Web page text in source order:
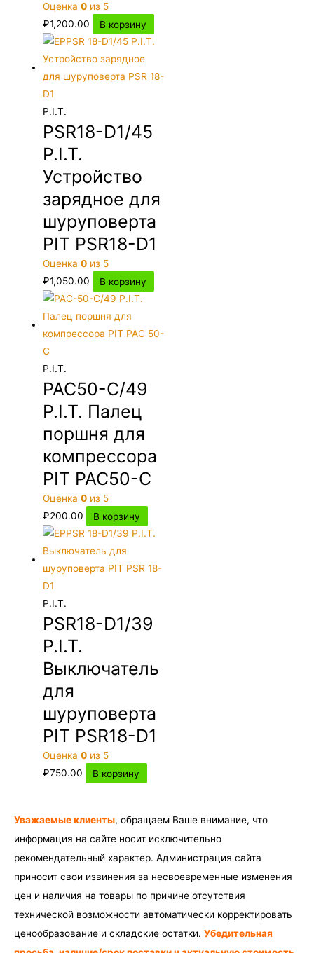
Оценка0 из 5
₽1,200.00 В корзину
P.I.T.
PSR18-D1/45
P.I.T.
Устройство
зарядное для
шуруповерта
PIT PSR18-D1
Оценка0 из 5
₽1,050.00 В корзину
P.I.T.
PAC50-C/49
P.I.T. Палец
поршня для
компрессора
PIT PAC50-C
Оценка0 из 5
₽200.00 В корзину
P.I.T.
PSR18-D1/39
P.I.T.
Выключатель
для
шуруповерта
PIT PSR18-D1
Оценка0 из 5
₽750.00 В корзину
Уважаемые клиенты, обращаем Ваше внимание, что
информация на сайте носит исключительно
рекомендательный характер. Администрация сайта
приносит свои извинения за несвоевременные изменения
цен и наличия на товары по причине отсутствия
технической возможности автоматически корректировать
ценообразование и складские остатки. Убедительная